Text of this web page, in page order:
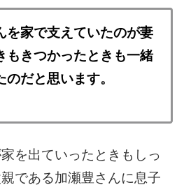
を家で支えていたのが妻
もきつかったときも一緒
だと思います。
を出ていったときもしっ
である加瀬豊さんに息子